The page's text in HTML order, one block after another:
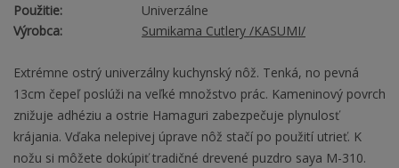
Použitie:
Univerzálne
Výrobca:
Sumikama Cutlery /KASUMI/
Extrémne ostrý univerzálny kuchynský nôž. Tenká, no pevná
13cm čepeľ poslúži na veľké množstvo prác. Kameninový povrch
znižuje adhéziu a ostrie Hamaguri zabezpečuje plynulosť
krájania. Vďaka nelepivej úprave nôž stačí po použití utrieť. K
nožu si môžete dokúpiť tradičné drevené puzdro saya M-310.